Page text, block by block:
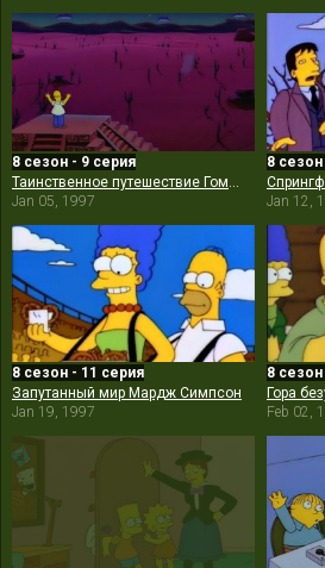
8 сезон - 9 серия
Таинственное путешествие Гомера
Jan 05, 1997
8
Jan 12,
8 сезон - 11 серия
Запутанный мир Мардж Симпсон
Jan 19, 1997
8
Гора
Feb 02,